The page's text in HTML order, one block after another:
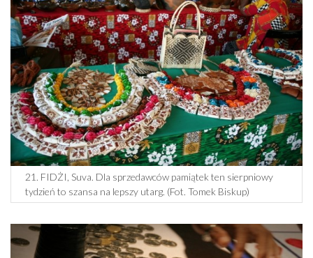
21. FIDŻI, Suva. Dla sprzedawców pamiątek ten sierpniowy
tydzień to szansa na lepszy utarg. (Fot. Tomek Biskup)